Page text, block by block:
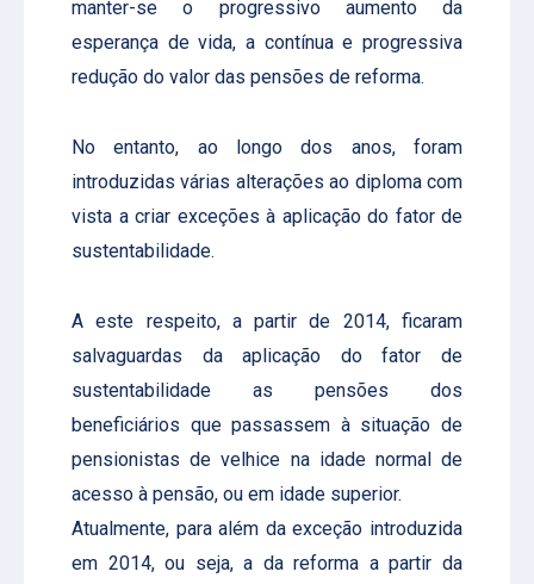
manter-se o progressivo aumento da
esperança de vida, a contínua e progressiva
redução do valor das pensões de reforma.
No entanto, ao longo dos anos, foram
introduzidas várias alterações ao diploma com
vista a criar exceções à aplicação do fator de
sustentabilidade.
A este respeito, a partir de 2014, ficaram
salvaguardas da aplicação do fator de
sustentabilidade as pensões dos
beneficiários que passassem à situação de
pensionistas de velhice na idade normal de
acesso à pensão, ou em idade superior.
Atualmente, para além da exceção introduzida
em 2014, ou seja, a da reforma a partir da